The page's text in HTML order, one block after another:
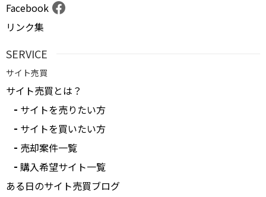
Facebook
リンク集
SERVICE
サイト売買
サイト売買とは？
サイトを売りたい方
サイトを買いたい方
売却案件一覧
購入希望サイト一覧
ある日のサイト売買ブログ